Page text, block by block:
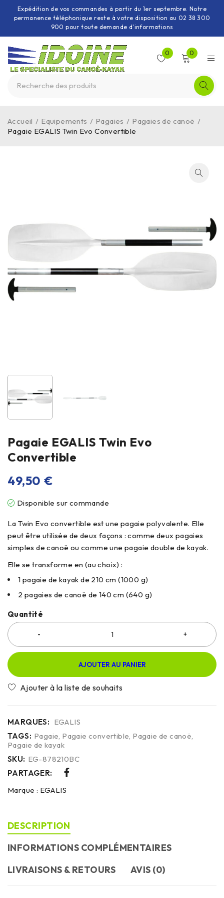
Expédition de vos commandes à partir du 1er septembre. Notre
permanence téléphonique reste à votre disposition au 02 38 300
900 pour toute demande d'informations
0 0
Accueil / Equipements / Pagaies / Pagaies de canoë /
Pagaie EGALIS Twin Evo Convertible
Pagaie EGALIS Twin Evo
Convertible
49,50 €
Disponible sur commande
La Twin Evo convertible est une pagaie polyvalente. Elle
peut être utilisée de deux façons :comme deux pagaies
simples de canoë ou comme une pagaie double de kayak.
Elle se transforme en (au choix) :
1 pagaie de kayak de 210 cm (1000 g)
2 pagaies de canoë de 140 cm (640 g)
Quantité
AJOUTER AU PANIER
MARQUES: EGALIS
TAGS: Pagaie, Pagaie convertible, Pagaie de canoë,
Pagaie de kayak
SKU: EG-878210BC
PARTAGER:
Marque : EGALIS
DESCRIPTION
INFORMATIONS COMPLÉMENTAIRES
LIVRAISONS & RETOURS
AVIS (0)